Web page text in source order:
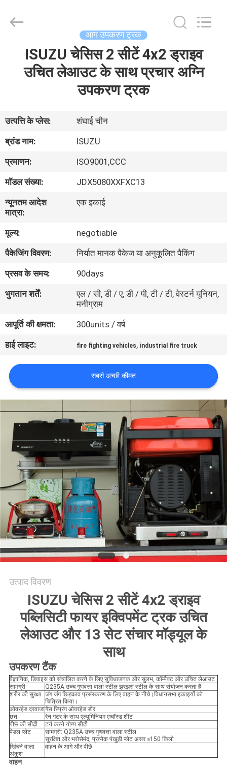
हमारे
बारे
में
कारखाना
भ्रमण
गुणवत्ता
नियंत्रण
संपर्क
समाचार
साइटमैप
PRIVACY
POLICY
Equipment
आग उपकरण ट्रक
ISUZU चेसिस 2 सीटें 4x2 ड्राइव
उचित लेआउट के साथ प्रचार अग्नि
उपकरण ट्रक
उत्पत्ति के प्लेस:
शंघाई चीन
ब्रांड नाम:
ISUZU
प्रमाणन:
ISO9001,CCC
मॉडल संख्या:
JDX5080XXFXC13
न्यूनतम आदेश
मात्रा:
एक इकाई
मूल्य:
negotiable
पैकेजिंग विवरण:
निर्यात मानक पैकेज या अनुकूलित पैकिंग
प्रसव के समय:
90days
भुगतान शर्तें:
एल / सी, डी / ए, डी / पी, टी / टी, वेस्टर्न यूनियन,
मनीग्राम
आपूर्ति की क्षमता:
300units / वर्ष
हाई लाइट:
fire fighting vehicles, industrial fire truck
सबसे अच्छी कीमत
उत्पाद विवरण
ISUZU चेसिस 2 सीटें 4x2 ड्राइव
पब्लिसिटी फायर इक्विपमेंट ट्रक उचित
लेआउट और 13 सेट संचार मॉड्यूल के
साथ
उपकरण टैंक
वैज्ञानिक, डिवाइस को संचालित करने के लिए सुविधाजनक और सुलभ, कॉम्पैक्ट और उचित लेआउट
सामग्री
Q235A उच्च गुणवत्ता वाला स्टील झरझरा स्टील के साथ संयोजन करता है
शरीर की सुरक्षा जंग जंग छिड़काव प्रसंस्करण के लिए वाहन के नीचे।विधानसभा इकाइयों को
चित्रित किया।
ओवरहेड दरवाजागैस स्प्रिंग ओवरहेड डोर
छत
रेन गटर के साथ एल्युमिनियम एम्बॉस्ड शीट
पीछे की सीढ़ी
टर्न करने योग्य सीढ़ी
पेडल प्लेट
सामग्री: Q235A उच्च गुणवत्ता वाला स्टील
सुरक्षित और भरोसेमंद, प्रत्येक पंखुड़ी प्लेट असर ≥150 किलो
खिंचने वाला
अंकुश
वाहन के आगे और पीछे
वाहन